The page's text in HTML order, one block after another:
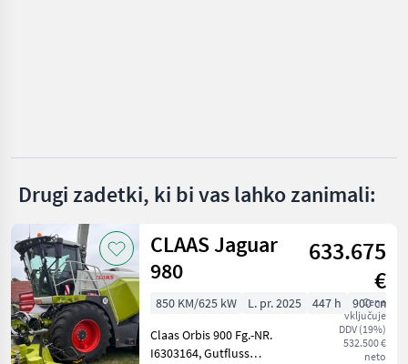
Krone
Geringhoff
John Deere
Prikaži
vse
(30)
MODEL
Drugi zadetki, ki bi vas lahko zanimali:
CLAAS Jaguar
980
633.675
€
Cena
vključuje
DDV (19%)
532.500 €
neto
850 KM/625 kW L. pr. 2025 447 h
900 cm
Claas Orbis 900 Fg.-NR.
I6303164, Gutfluss